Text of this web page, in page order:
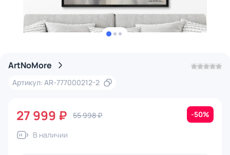
ArtNoMore
Артикул: AR-777000212-2
27 999 ₽ 55 998 ₽ -50%
В наличии